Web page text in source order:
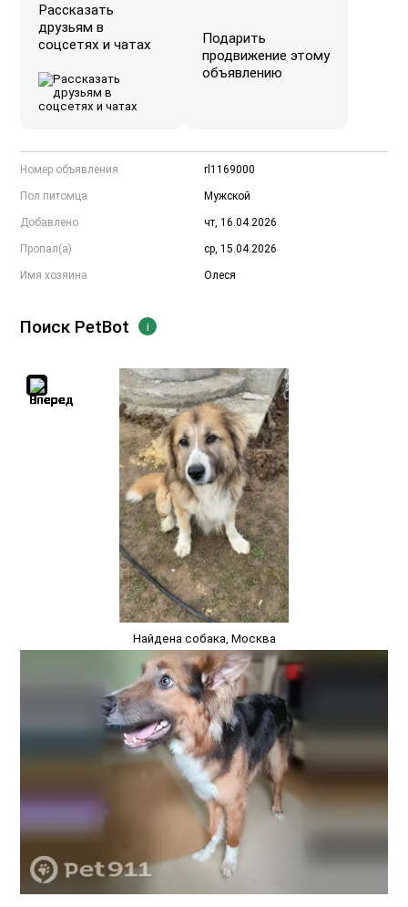
Рассказать
друзьям в
соцсетях и чатах
Подарить
продвижение этому
объявлению
Номер объявления rl1169000
Пол питомца Мужской
Добавлено чт, 16.04.2026
Пропал(а) ср, 15.04.2026
Имя хозяина Олеся
Поиск PetBot i
Найдена собака, Москва